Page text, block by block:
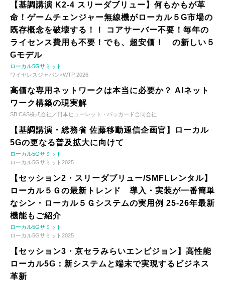
【基調講演 K2-4 スリーダブリュー】何もかもが革
命！ゲームチェンジャー無線機がローカル５G市場の
既存概念を破壊する！！ コアサーバー不要！毎年の
ライセンス費用も不要！でも、超安価！ の新しい５
Gモデル
ローカル5Gサミット
ワイヤレスジャパン×WTP 2026
高価な専用ネットワークは本当に必要か？ AIネット
ワーク構築の現実解
SB C&S株式会社／日本ヒューレット・パッカード合同会社
【基調講演・総務省 佐藤移動通信企画官】ローカル
5Gの更なる普及拡大に向けて
ローカル5Gサミット
ローカル5Gサミット2025
【セッション2・スリーダブリュー/SMFLレンタル】
ローカル５Ｇの最新トレンド 導入・実装が一番簡単
なシン・ローカル５Ｇシステムの実用例 25-26年最新
機能もご紹介
ローカル5Gサミット
ローカル5Gサミット2025
【セッション3・京セラみらいエンビジョン】高性能
ローカル5G：新システムと端末で実現するビジネス
革新